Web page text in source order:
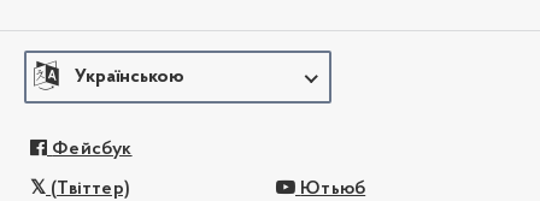
Українською
Фейсбук
(Твіттер) Ютьюб